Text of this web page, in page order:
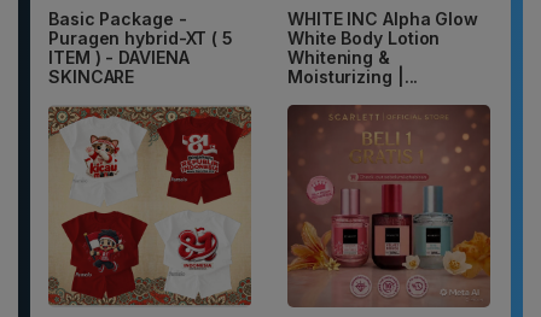
Basic Package -
Puragen hybrid-XT ( 5
ITEM ) - DAVIENA
SKINCARE
WHITE INC Alpha Glow
White Body Lotion
Whitening &
Moisturizing |...